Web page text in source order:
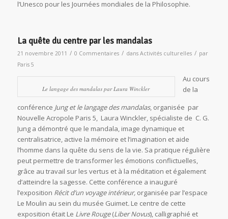
l’Unesco pour les Journées mondiales de la Philosophie.
La quête du centre par les mandalas
21 novembre 2011 / 0 Commentaires / dans Activités culturelles / par
Paris 5
Le langage des mandalas par Laura Winckler
Au cours
de la
conférence Jung et le langage des mandalas, organisée par
Nouvelle Acropole Paris 5, Laura Winckler, spécialiste de C. G.
Jung a démontré que le mandala, image dynamique et
centralisatrice, active la mémoire et l’imagination et aide
l’homme dans la quête du sens de la vie. Sa pratique régulière
peut permettre de transformer les émotions conflictuelles,
grâce au travail sur les vertus et à la méditation et également
d’atteindre la sagesse. Cette conférence a inauguré
l’exposition Récit d’un voyage intérieur, organisée par l’espace
Le Moulin au sein du musée Guimet. Le centre de cette
exposition était Le Livre Rouge(Liber Novus), calligraphié et